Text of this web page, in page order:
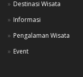
Destinasi Wisata
Informasi
Pengalaman Wisata
Event